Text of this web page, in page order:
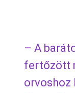
– A
fertőzött
orvoshoz